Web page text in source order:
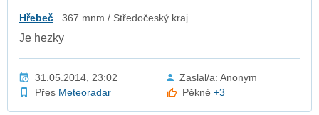
Hřebeč 367 mnm / Středočeský kraj
Je hezky
31.05.2014, 23:02
Zaslal/a: Anonym
Přes Meteoradar Pěkné+3